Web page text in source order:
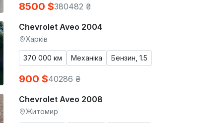
8500 $380482 ₴
Chevrolet Aveo 2004
Харків
370 000 км Механіка Бензин, 1.5
900 $40286 ₴
Chevrolet Aveo 2008
Житомир